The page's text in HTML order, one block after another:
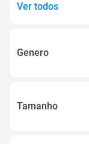
Ver todos
Genero
Tamanho